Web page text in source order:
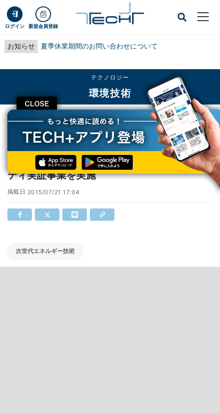
ログイン 新規会員登録
お知らせ 夏季休業期間のお問い合わせについて
CLOSE
テクノロジー
環境技術
TECH+ テクノロジー
環境技術
NEDO、カナダ・オタワ市でスマートコミュニティ実証事業を実施
NEDO、カナダ・オタワ市でスマートコミュニ
ティ実証事業を実施
掲載日 2015/07/21 17:04
次世代エネルギー技術